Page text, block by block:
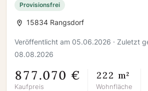
Provisionsfrei
15834 Rangsdorf
Veröffentlicht am 05.06.2026 · Zuletzt
08.08.2026
877.070 €
Kaufpreis
222 m²
Wohnfläche